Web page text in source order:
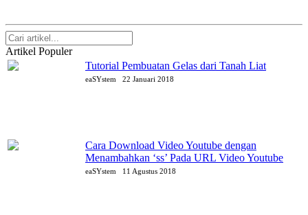
Artikel Populer
Tutorial Pembuatan Gelas dari Tanah Liat
eaSYstem 22 Januari 2018
Cara Download Video Youtube dengan
Menambahkan ‘ss’ Pada URL Video Youtube
eaSYstem 11 Agustus 2018